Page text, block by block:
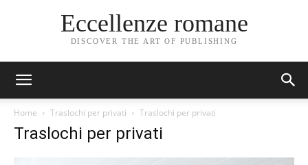
Eccellenze romane
DISCOVER THE ART OF PUBLISHING
Home Traslochi per privati Traslochi per privati
Traslochi per privati